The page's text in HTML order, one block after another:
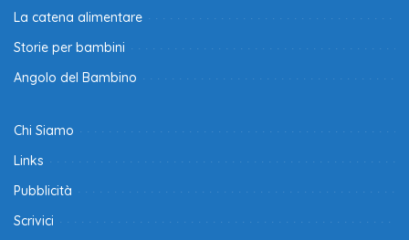
La catena alimentare
Storie per bambini
Angolo del Bambino
Chi Siamo
Links
Pubblicità
Scrivici